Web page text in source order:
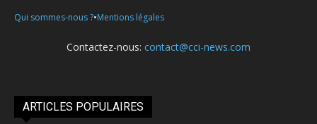
Qui sommes-nous ?•Mentions légales
Contactez-nous: contact@cci-news.com
ARTICLES POPULAIRES